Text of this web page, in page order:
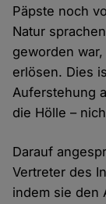
Päpste noch
Natur
geworden
erlösen. Dies
Auferstehung
die Hölle –
Darauf
Vertreter des
indem sie den